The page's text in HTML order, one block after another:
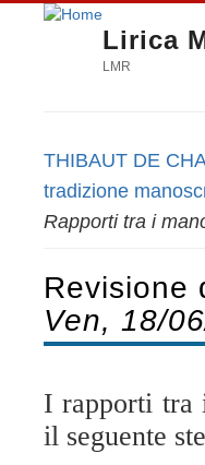
Lirica
LMR
Tu sei qui
THIBAUT DE
tradizione
Rapporti tra i
Revisione
Ven, 18/
I rapporti tra
il seguente